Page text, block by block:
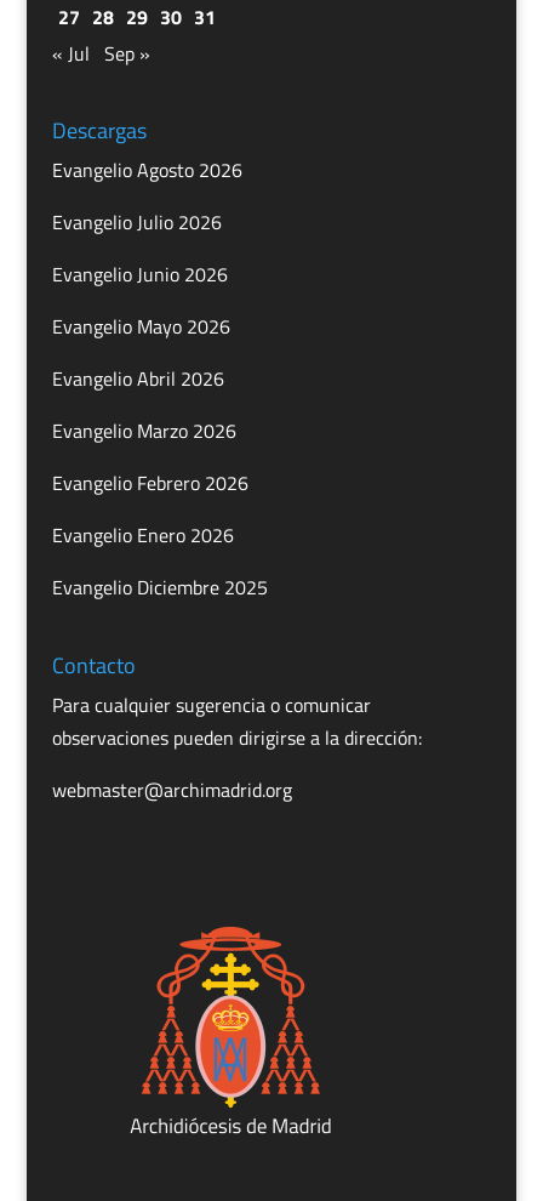
27 28 29 30 31
« Jul Sep »
Descargas
Evangelio Agosto 2026
Evangelio Julio 2026
Evangelio Junio 2026
Evangelio Mayo 2026
Evangelio Abril 2026
Evangelio Marzo 2026
Evangelio Febrero 2026
Evangelio Enero 2026
Evangelio Diciembre 2025
Contacto
Para cualquier sugerencia o comunicar
observaciones pueden dirigirse a la dirección:
webmaster@archimadrid.org